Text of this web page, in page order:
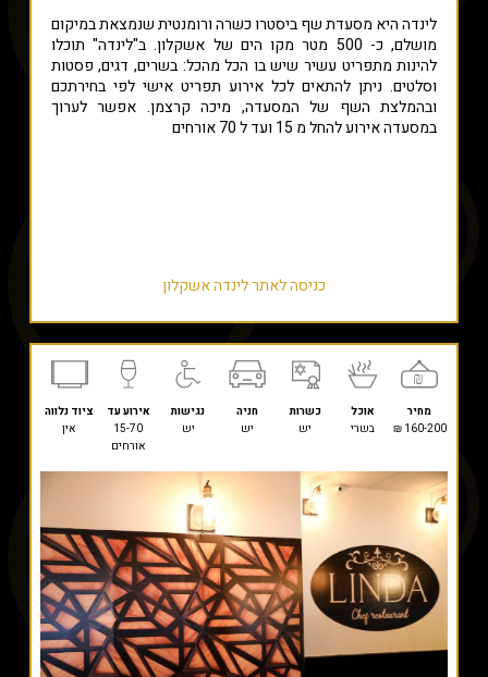
לינדה היא מסעדת שף ביסטרו כשרה ורומנטית שנמצאת במיקום
מושלם, כ- 500 מטר מקו הים של אשקלון. ב"לינדה" תוכלו
להינות מתפריט עשיר שיש בו הכל מהכל: בשרים, דגים, פסטות
וסלטים. ניתן להתאים לכל אירוע תפריט אישי לפי בחירתכם
ובהמלצת השף של המסעדה, מיכה קרצמן. אפשר לערוך
במסעדה אירוע להחל מ 15 ועד ל 70 אורחים
כניסה לאתר לינדה אשקלון
מחיר אוכל כשרות חניה נגישות אירוע עד
ציוד נלווה
160-200 ₪
בשרי יש יש יש
15-70
אורחים
אין